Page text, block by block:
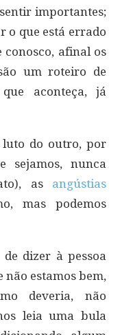
importantes;
o que está errado
conosco, afinal os
um roteiro de
aconteça, já
luto do outro, por
sejamos, nunca
as angústias
mas podemos
dizer à pessoa
não estamos bem,
deveria, não
leia uma bula